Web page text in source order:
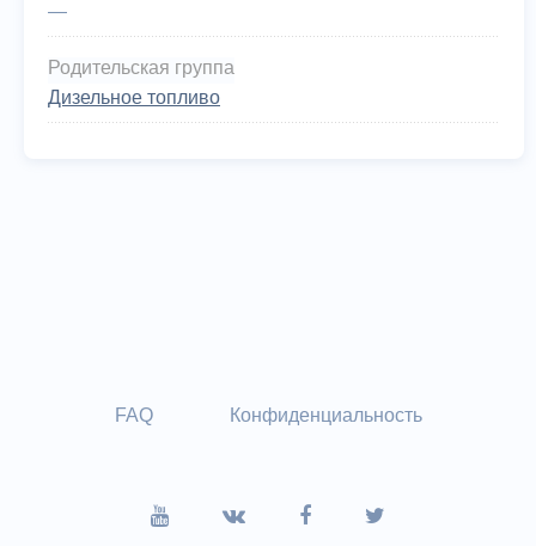
—
Родительская группа
Дизельное топливо
FAQ Конфиденциальность